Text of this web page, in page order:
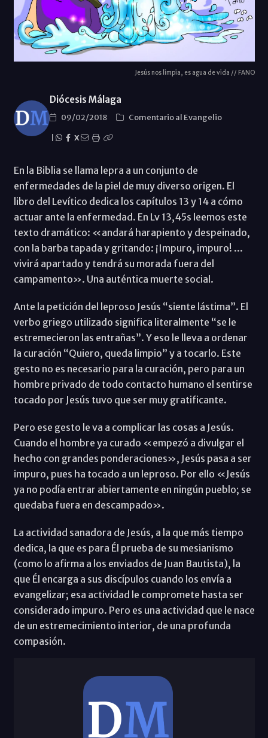
Jesús nos limpia, es agua de vida // FANO
Diócesis Málaga
09/02/2018
Comentario al Evangelio
X
En la Biblia se llama lepra a un conjunto de
enfermedades de la piel de muy diverso origen. El
libro del Levítico dedica los capítulos 13 y 14 a cómo
actuar ante la enfermedad. En Lv 13,45s leemos este
texto dramático: «andará harapiento y despeinado,
con la barba tapada y gritando: ¡Impuro, impuro! ...
vivirá apartado y tendrá su morada fuera del
campamento». Una auténtica muerte social.
Ante la petición del leproso Jesús “siente lástima”. El
verbo griego utilizado significa literalmente “se le
estremecieron las entrañas”. Y eso le lleva a ordenar
la curación “Quiero, queda limpio” y a tocarlo. Este
gesto no es necesario para la curación, pero para un
hombre privado de todo contacto humano el sentirse
tocado por Jesús tuvo que ser muy gratificante.
Pero ese gesto le va a complicar las cosas a Jesús.
Cuando el hombre ya curado «empezó a divulgar el
hecho con grandes ponderaciones», Jesús pasa a ser
impuro, pues ha tocado a un leproso. Por ello «Jesús
ya no podía entrar abiertamente en ningún pueblo; se
quedaba fuera en descampado».
La actividad sanadora de Jesús, a la que más tiempo
dedica, la que es para Él prueba de su mesianismo
(como lo afirma a los enviados de Juan Bautista), la
que Él encarga a sus discípulos cuando los envía a
evangelizar; esa actividad le compromete hasta ser
considerado impuro. Pero es una actividad que le nace
de un estremecimiento interior, de una profunda
compasión.